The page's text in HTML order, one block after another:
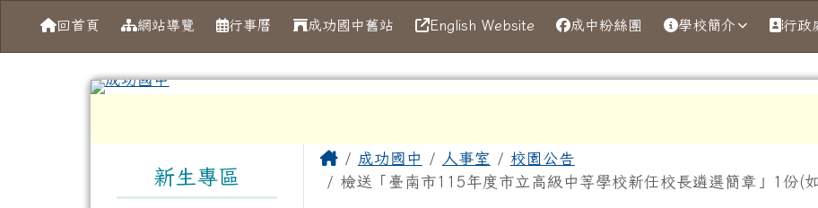
台南市成功國中
導覽列
回首頁 網站導覽 行事曆 成功國中舊站 English Website 成中粉絲團 學校簡介 行政
左邊區域內容
新生專區
主內容區域
Home成功國中 人事室
校園公告
檢送「臺南市115年度市立高級中等學校新任校長遴選簡章」1份(
頁尾區域